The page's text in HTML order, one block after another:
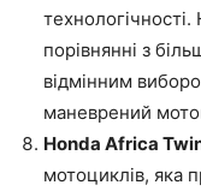
порівнянні з
відмінним
маневрений
Honda Africa
мотоциклів, яка